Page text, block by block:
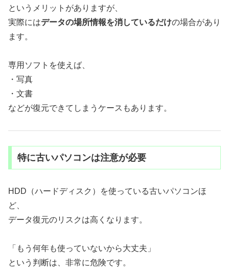
というメリットがありますが、
実際にはデータの場所情報を消しているだけの場合があり
ます。
専用ソフトを使えば、
・写真
・文書
などが復元できてしまうケースもあります。
特に古いパソコンは注意が必要
HDD（ハードディスク）を使っている古いパソコンほ
ど、
データ復元のリスクは高くなります。
「もう何年も使っていないから大丈夫」
という判断は、非常に危険です。